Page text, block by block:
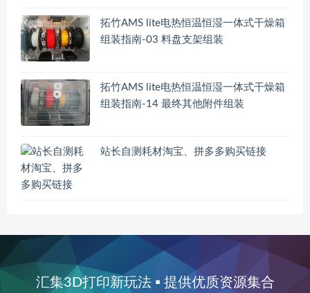
拓竹AMS lite电热恒温恒湿一体式干燥箱
组装指南-03 料盘支架组装
拓竹AMS lite电热恒温恒湿一体式干燥箱
组装指南-14 最终其他附件组装
站长自测耗材淘宝、拼多多购买链接
汇集3D打印新玩法 ▪ 提供优质资源集合